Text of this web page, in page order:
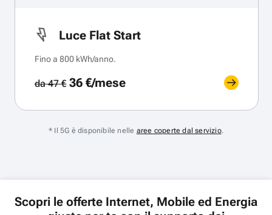
Luce Flat Start
Fino a 800 kWh/anno.
da 47 €36 €/mese
* Il 5G è disponibile nelle aree coperte dal servizio.
Scopri le offerte Internet, Mobile ed Energia